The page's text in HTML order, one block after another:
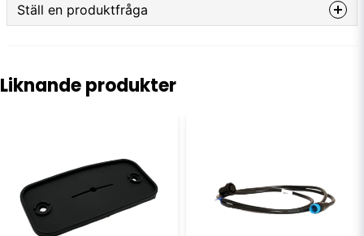
Ställ en produktfråga
emailE-postadress
Liknande produkter